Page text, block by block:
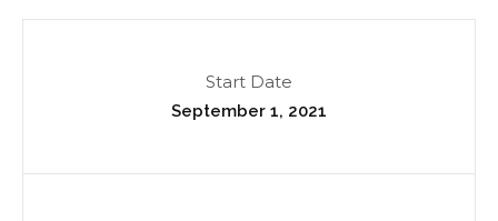
Start Date
September 1, 2021